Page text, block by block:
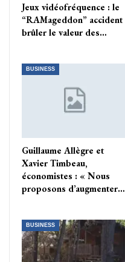
Jeux vidéofréquence : le
“RAMageddon” accident
brûler le valeur des…
BUSINESS
Guillaume Allègre et
Xavier Timbeau,
économistes : « Nous
proposons d’augmenter…
BUSINESS